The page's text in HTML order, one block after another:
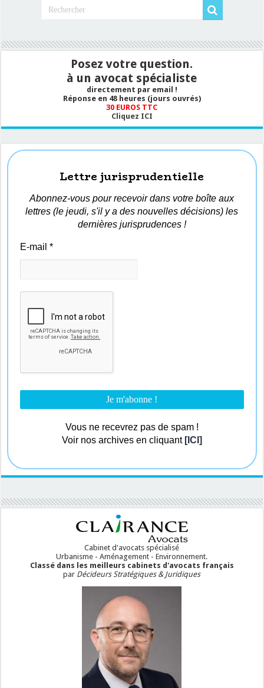
Posez votre question.
à un avocat spécialiste
directement par email !
Réponse en 48 heures (jours ouvrés)
30 EUROS TTC
Cliquez ICI
Lettre jurisprudentielle
Abonnez-vous pour recevoir dans votre boîte aux
lettres (le jeudi, s'il y a des nouvelles décisions) les
dernières jurisprudences !
E-mail*
Vous ne recevrez pas de spam !
Voir nos archives en cliquant [ICI]
Cabinet d'avocats spécialisé
Urbanisme - Aménagement - Environnement.
Classé dans les meilleurs cabinets d'avocats français
par Décideurs Stratégiques & Juridiques